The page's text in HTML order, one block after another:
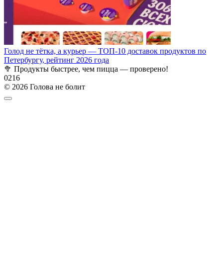
Голод не тётка, а курьер — ТОП-10 доставок продуктов по
Петербургу, рейтинг 2026 года
🥦 Продукты быстрее, чем пицца — проверено!
0216
© 2026 Голова не болит